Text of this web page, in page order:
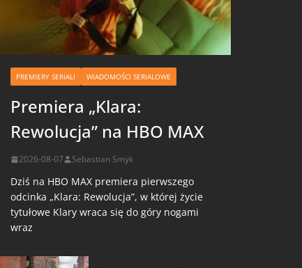
PREMIERY SERIALI WIADOMOŚCI SERIALOWE
Premiera „Klara:
Rewolucja” na HBO MAX
2026-08-07 Sebastian Smyk
Dziś na HBO MAX premiera pierwszego
odcinka „Klara: Rewolucja”, w której życie
tytułowe Klary wraca się do góry nogami
wraz